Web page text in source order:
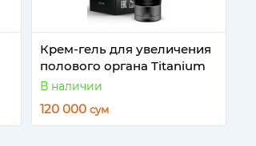
Крем-гель для увеличения
полового органа Titanium
В наличии
120 000 сум